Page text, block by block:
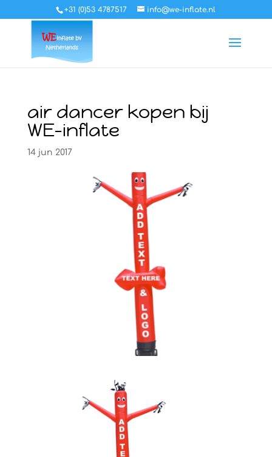
+31 (0)53 4787517 info@we-inflate.nl
air dancer kopen bij
WE-inflate
14 jun 2017